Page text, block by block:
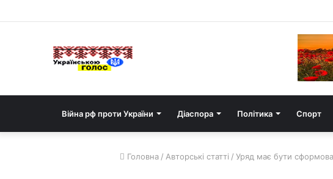
Війна рф проти України Діаспора Політика Спорт
Головна / Авторські статті / Уряд має бути